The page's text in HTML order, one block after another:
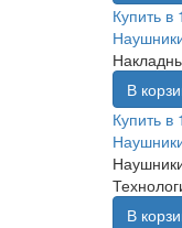
Купить в
В
Купить в
В